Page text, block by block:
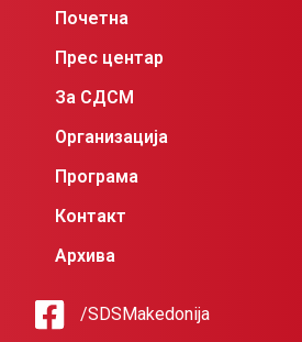
Почетна
Прес центар
За СДСМ
Организација
Програма
Контакт
Архива
/SDSMakedonija